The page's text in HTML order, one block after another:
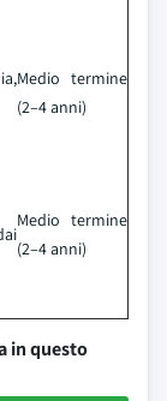
Medio termine
(2–4 anni)
Medio termine
(2–4 anni)
in questo